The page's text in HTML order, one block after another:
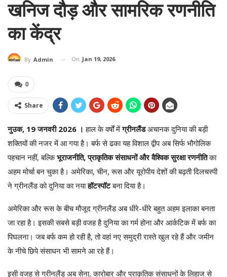
खनिज दौड़ और सामरिक रणनीति
का केंद्र
By Admin On Jan 19, 2026
0
Share
नुउक, 19 जनवरी 2026 ।हाल के वर्षों मेंग्रीनलैंडअचानक दुनिया की बड़ी
शक्तियों की नजर में आ गया है। बर्फ से ढका यह विशाल द्वीप अब सिर्फ भौगोलिक
पहचान नहीं, बल्किभूराजनीति, प्राकृतिक संसाधनों और वैश्विक सुरक्षा रणनीतिका
अहम मोर्चा बन चुका है। अमेरिका, चीन, रूस और यूरोपीय देशों की बढ़ती दिलचस्पी
ने ग्रीनलैंड को दुनिया का नयाहॉटस्पॉटबना दिया है।
अमेरिका और रूस के बीच मौजूद ग्रीनलैंड अब धीरे-धीरे बहुत अहम इलाका बनता
जा रहा है। इसकी सबसे बड़ी वजह है दुनिया का गर्म होना और आर्कटिक में बर्फ का
पिघलना। जब बर्फ कम हो रही है, तो वहां नए समुद्री रास्ते खुल रहे हैं और जमीन
के नीचे छिपे संसाधन भी सामने आ रहे हैं।
इसी वजह से ग्रीनलैंड अब सेना, कारोबार और प्राकृतिक संसाधनों के लिहाज से